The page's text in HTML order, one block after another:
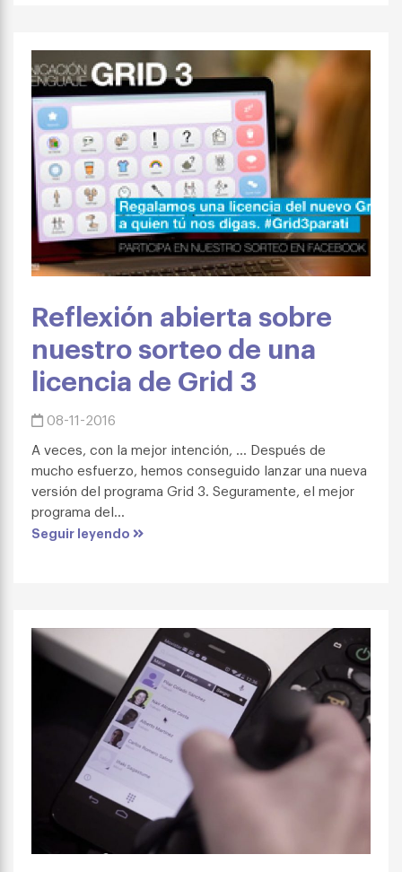
Reflexión abierta sobre
nuestro sorteo de una
licencia de Grid 3
08-11-2016
A veces, con la mejor intención, … Después de
mucho esfuerzo, hemos conseguido lanzar una nueva
versión del programa Grid 3. Seguramente, el mejor
programa del...
Seguir leyendo